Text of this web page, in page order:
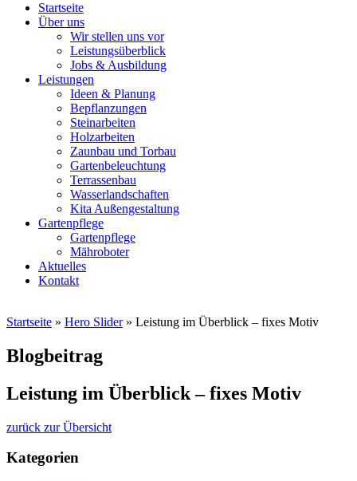
Startseite
Über uns
Wir stellen uns vor
Leistungsüberblick
Jobs & Ausbildung
Leistungen
Ideen & Planung
Bepflanzungen
Steinarbeiten
Holzarbeiten
Zaunbau und Torbau
Gartenbeleuchtung
Terrassenbau
Wasserlandschaften
Kita Außengestaltung
Gartenpflege
Gartenpflege
Mähroboter
Aktuelles
Kontakt
Startseite » Hero Slider » Leistung im Überblick – fixes Motiv
Blogbeitrag
Leistung im Überblick – fixes Motiv
zurück zur Übersicht
Kategorien